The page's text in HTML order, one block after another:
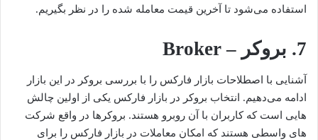
استفاده می‌شود تا آخرین قیمت معامله شده را در نظر بگیریم.
7. بروکر – Broker
آشنایی با اصطلاحات بازار فارکس را با بررسی بروکر در این بازار
ادامه می‌دهیم. انتخاب بروکر در بازار فارکس یکی از اولین چالش
هایی است که کاربران با آن روبرو هستند. بروکرها در واقع شرکت
های واسطی هستند که امکان معاملات در بازار فارکس را برای